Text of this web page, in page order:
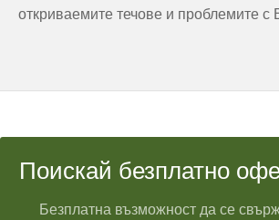
откриваемите течове и проблемите
Поискай безплатно
Безплатна възможност да се